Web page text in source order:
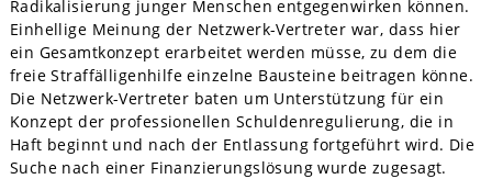
Radikalisierung junger Menschen entgegenwirken können.
Einhellige Meinung der Netzwerk-Vertreter war, dass hier
ein Gesamtkonzept erarbeitet werden müsse, zu dem die
freie Straffälligenhilfe einzelne Bausteine beitragen könne.
Die Netzwerk-Vertreter baten um Unterstützung für ein
Konzept der professionellen Schuldenregulierung, die in
Haft beginnt und nach der Entlassung fortgeführt wird. Die
Suche nach einer Finanzierungslösung wurde zugesagt.